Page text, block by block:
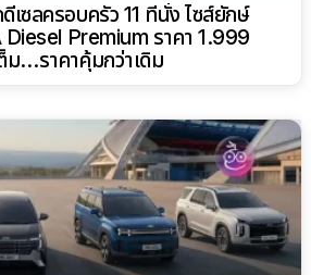
ซลครอบครัว 11 ที่นั่ง ไซส์ยักษ์
Diesel Premium ราคา 1.999
ม…ราคาคุ้มกว่าเดิม